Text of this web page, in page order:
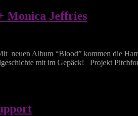
Monica Jeffries
Album “Blood” kommen die
mit im Gepäck! Projekt